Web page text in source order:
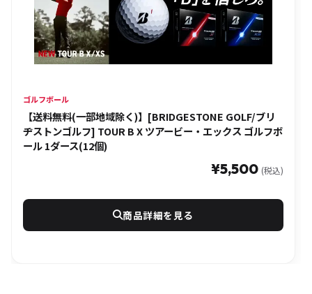
ゴルフボール
【送料無料(一部地域除く)】[BRIDGESTONE GOLF/ブリ
ヂストンゴルフ] TOUR B X ツアービー・エックス ゴルフボ
ール 1ダース(12個)
¥5,500 (税込)
商品詳細を見る